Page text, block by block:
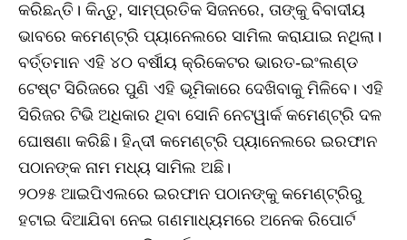
କରିଛନ୍ତି। କିନ୍ତୁ, ସାମ୍ପ୍ରତିକ ସିଜନରେ, ତାଙ୍କୁ ବିବାଦୀୟ
ଭାବରେ କମେଣ୍ଟ୍ରି ପ୍ୟାନେଲରେ ସାମିଲ କରାଯାଇ ନଥିଲା।
ବର୍ତ୍ତମାନ ଏହି ୪୦ ବର୍ଷୀୟ କ୍ରିକେଟର ଭାରତ-ଇଂଲଣ୍ଡ
ଟେଷ୍ଟ ସିରିଜରେ ପୁଣି ଏହି ଭୂମିକାରେ ଦେଖିବାକୁ ମିଳିବେ। ଏହି
ସିରିଜର ଟିଭି ଅଧିକାର ଥିବା ସୋନି ନେଟୱାର୍କ କମେଣ୍ଟ୍ରି ଦଳ
ଘୋଷଣା କରିଛି। ହିନ୍ଦୀ କମେଣ୍ଟ୍ରି ପ୍ୟାନେଲରେ ଇରଫାନ
ପଠାନଙ୍କ ନାମ ମଧ୍ୟ ସାମିଲ ଅଛି।
୨୦୨୫ ଆଇପିଏଲରେ ଇରଫାନ ପଠାନଙ୍କୁ କମେଣ୍ଟ୍ରିରୁ
ହଟାଇ ଦିଆଯିବା ନେଇ ଗଣମାଧ୍ୟମରେ ଅନେକ ରିପୋର୍ଟ